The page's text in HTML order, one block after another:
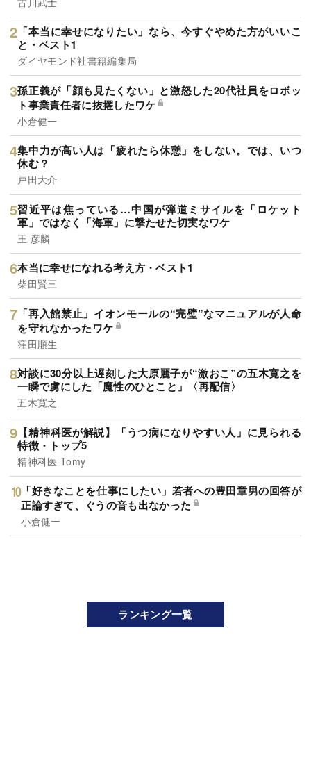
「本当に幸せになりたい」なら、今すぐやめた方がいいこ
と・ベスト1
ダイヤモンド社書籍編集局
孫正義が「顔も見たくない」と激怒した20代社員をロボッ
ト事業責任者に抜擢したワケ
小倉健一
集中力が高い人は「疲れたら休憩」をしない。では、いつ
休む？
戸田大介
習近平は焦っている…中国が弾道ミサイルを「ロケット
軍」ではなく「海軍」に撃たせた切実なワケ
王 彦麟
本当に幸せになれる考え方・ベスト1
柴田賢三
「再入館禁止」イオンモールの“完璧”なマニュアルが人命
を守れなかったワケ
窪田順生
対談に30分以上遅刻した大原麗子が“激おこ”の五木寛之を
一瞬で虜にした「魔性のひとこと」〈再配信〉
五木寛之
【精神科医が解説】「うつ病になりやすい人」に見られる
特徴・トップ5
精神科医 Tomy
「好きなことを仕事にしたい」若者への豊田章男の回答が
正論すぎて、ぐうの音も出なかった
小倉健一
ランキング一覧